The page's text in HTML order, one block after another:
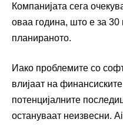
Компанијата сега
оваа година, што е за
планираното.
Иако проблемите со
влијаат на
потенцијалните
остануваат неизвесни.